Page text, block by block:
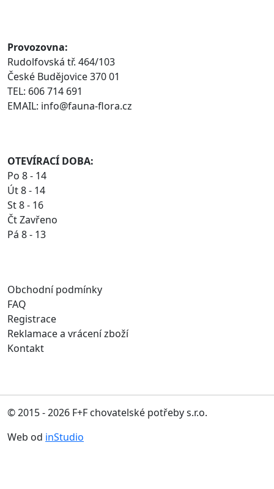
Provozovna:
Rudolfovská tř. 464/103
České Budějovice 370 01
TEL: 606 714 691
EMAIL: info@fauna-flora.cz
OTEVÍRACÍ DOBA:
Po 8 - 14
Út 8 - 14
St 8 - 16
Čt Zavřeno
Pá 8 - 13
Obchodní podmínky
FAQ
Registrace
Reklamace a vrácení zboží
Kontakt
© 2015 - 2026 F+F chovatelské potřeby s.r.o.
Web od inStudio